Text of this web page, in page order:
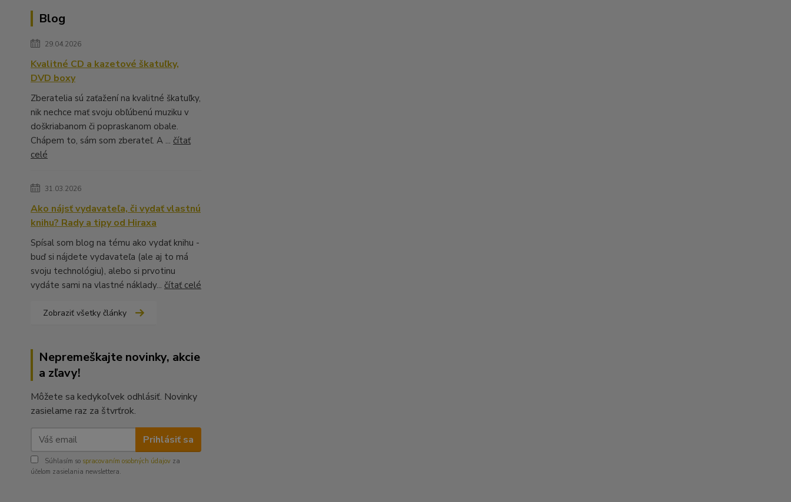
Blog
29.04.2026
Kvalitné CD a kazetové škatuľky,
DVD boxy
Zberatelia sú zaťažení na kvalitné škatuľky,
nik nechce mať svoju obľúbenú muziku v
doškriabanom či popraskanom obale.
Chápem to, sám som zberateľ. A ... čítať
celé
31.03.2026
Ako nájsť vydavateľa, či vydať vlastnú
knihu? Rady a tipy od Hiraxa
Spísal som blog na tému ako vydať knihu -
buď si nájdete vydavateľa (ale aj to má
svoju technológiu), alebo si prvotinu
vydáte sami na vlastné náklady... čítať celé
Zobraziť všetky články
Nepremeškajte novinky, akcie
a zľavy!
Môžete sa kedykoľvek odhlásiť. Novinky
zasielame raz za štvrťrok.
Prihlásiť sa
Súhlasím so spracovaním osobných údajov za
účelom zasielania newslettera.